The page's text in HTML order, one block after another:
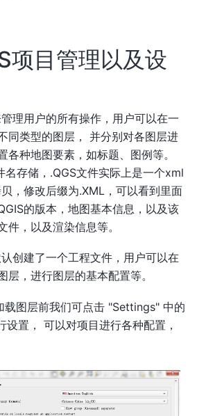
项目管理以及设
理用户的所有操作，用户可以在一
同类型的图层， 并分别对各图层进
各种地图要素，如标题、图例等。
名存储，.QGS文件实际上是一个xml
，修改后缀为.XML，可以看到里面
的版本，地图基本信息，以及该
件，以及渲染信息等。
创建了一个工程文件，用户可以在
层，进行图层的基本配置等。
载图层前我们可点击 "Settings" 中的
设置， 可以对项目进行各种配置，